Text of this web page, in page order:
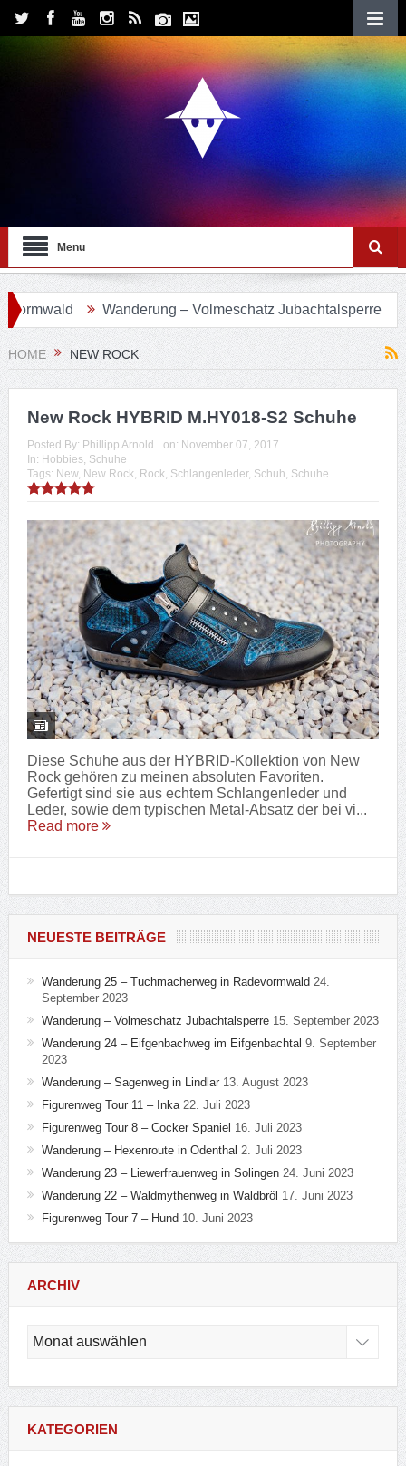
Menu
Wanderung – Volmeschatz Jubachtalsperre
HOME NEW ROCK
New Rock HYBRID M.HY018-S2 Schuhe
Posted By: Phillipp Arnold on: November 07, 2017
In: Hobbies, Schuhe
Tags: New, New Rock, Rock, Schlangenleder, Schuh Schuhe
Diese Schuhe aus der HYBRID-Kollektion von New
Rock gehören zu meinen absoluten Favoriten.
Gefertigt sind sie aus echtem Schlangenleder und
Leder, sowie dem typischen Metal-Absatz der bei vi...
Read more
NEUESTE BEITRÄGE
Wanderung 25 – Tuchmacherweg in Radevormwald 24.
September 2023
Wanderung – Volmeschatz Jubachtalsperre 15. September 2023
Wanderung 24 – Eifgenbachweg im Eifgenbachtal 9. September
2023
Wanderung – Sagenweg in Lindlar 13. August 2023
Figurenweg Tour 11 – Inka 22. Juli 2023
Figurenweg Tour 8 – Cocker Spaniel 16. Juli 2023
Wanderung – Hexenroute in Odenthal 2. Juli 2023
Wanderung 23 – Liewerfrauenweg in Solingen 24. Juni 2023
Wanderung 22 – Waldmythenweg in Waldbröl 17. Juni 2023
Figurenweg Tour 7 – Hund 10. Juni 2023
ARCHIV
KATEGORIEN